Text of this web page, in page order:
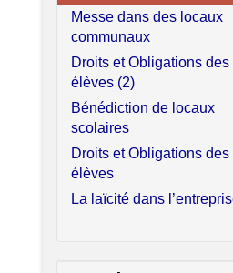
Messe dans des locaux
communaux
Droits et Obligations des
élèves (2)
Bénédiction de locaux
scolaires
Droits et Obligations des
élèves
La laïcité dans